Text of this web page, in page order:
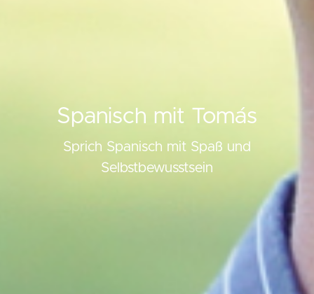
Spanisch mit Tomás
Sprich Spanisch mit Spaß und
Selbstbewusstsein